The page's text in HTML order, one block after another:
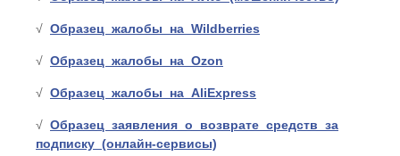
Образец жалобы на Wildberries
Образец жалобы на Ozon
Образец жалобы на AliExpress
Образец заявления о возврате средств за
подписку (онлайн-сервисы)